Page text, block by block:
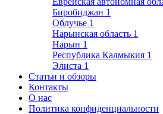
Биробиджан 1
Облучье 1
Нарынская область 1
Нарын 1
Республика Калмыкия 1
Элиста 1
Статьи и обзоры
Контакты
О нас
Политика конфиденциальности